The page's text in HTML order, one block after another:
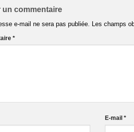
un commentaire
e-mail ne sera pas publiée. Les champs
*
E-mail *